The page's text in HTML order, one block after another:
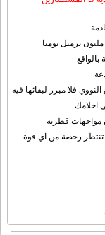
فلا مبرر لبقائها فيه
احلامك
مواجهات قطرية
تنتظر رخصة من اي قوة